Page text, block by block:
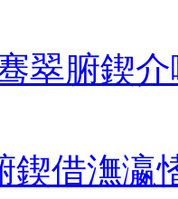
翠腑鍥
鍥借潕瀛